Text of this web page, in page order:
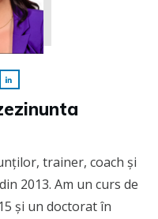
trainer, coach şi
2013. Am un curs de
și un doctorat în